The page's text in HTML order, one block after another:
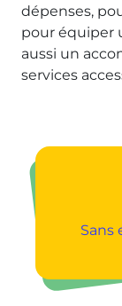
dépenses,
pour équiper
aussi un
services
Sans